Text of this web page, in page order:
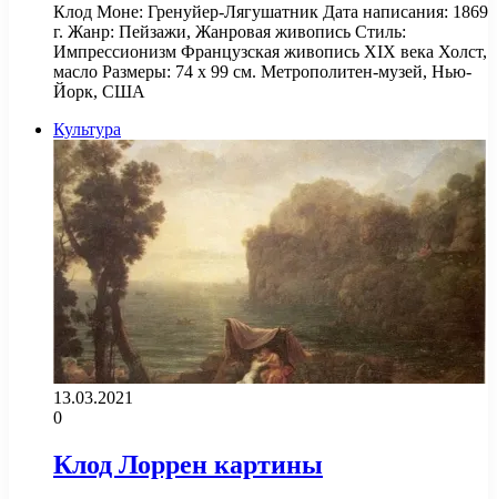
Клод Моне: Гренуйер-Лягушатник Дата написания: 1869
г. Жанр: Пейзажи, Жанровая живопись Стиль:
Импрессионизм Французская живопись XIX века Холст,
масло Размеры: 74 х 99 см. Метрополитен-музей, Нью-
Йорк, США
Культура
13.03.2021
0
Клод Лоррен картины